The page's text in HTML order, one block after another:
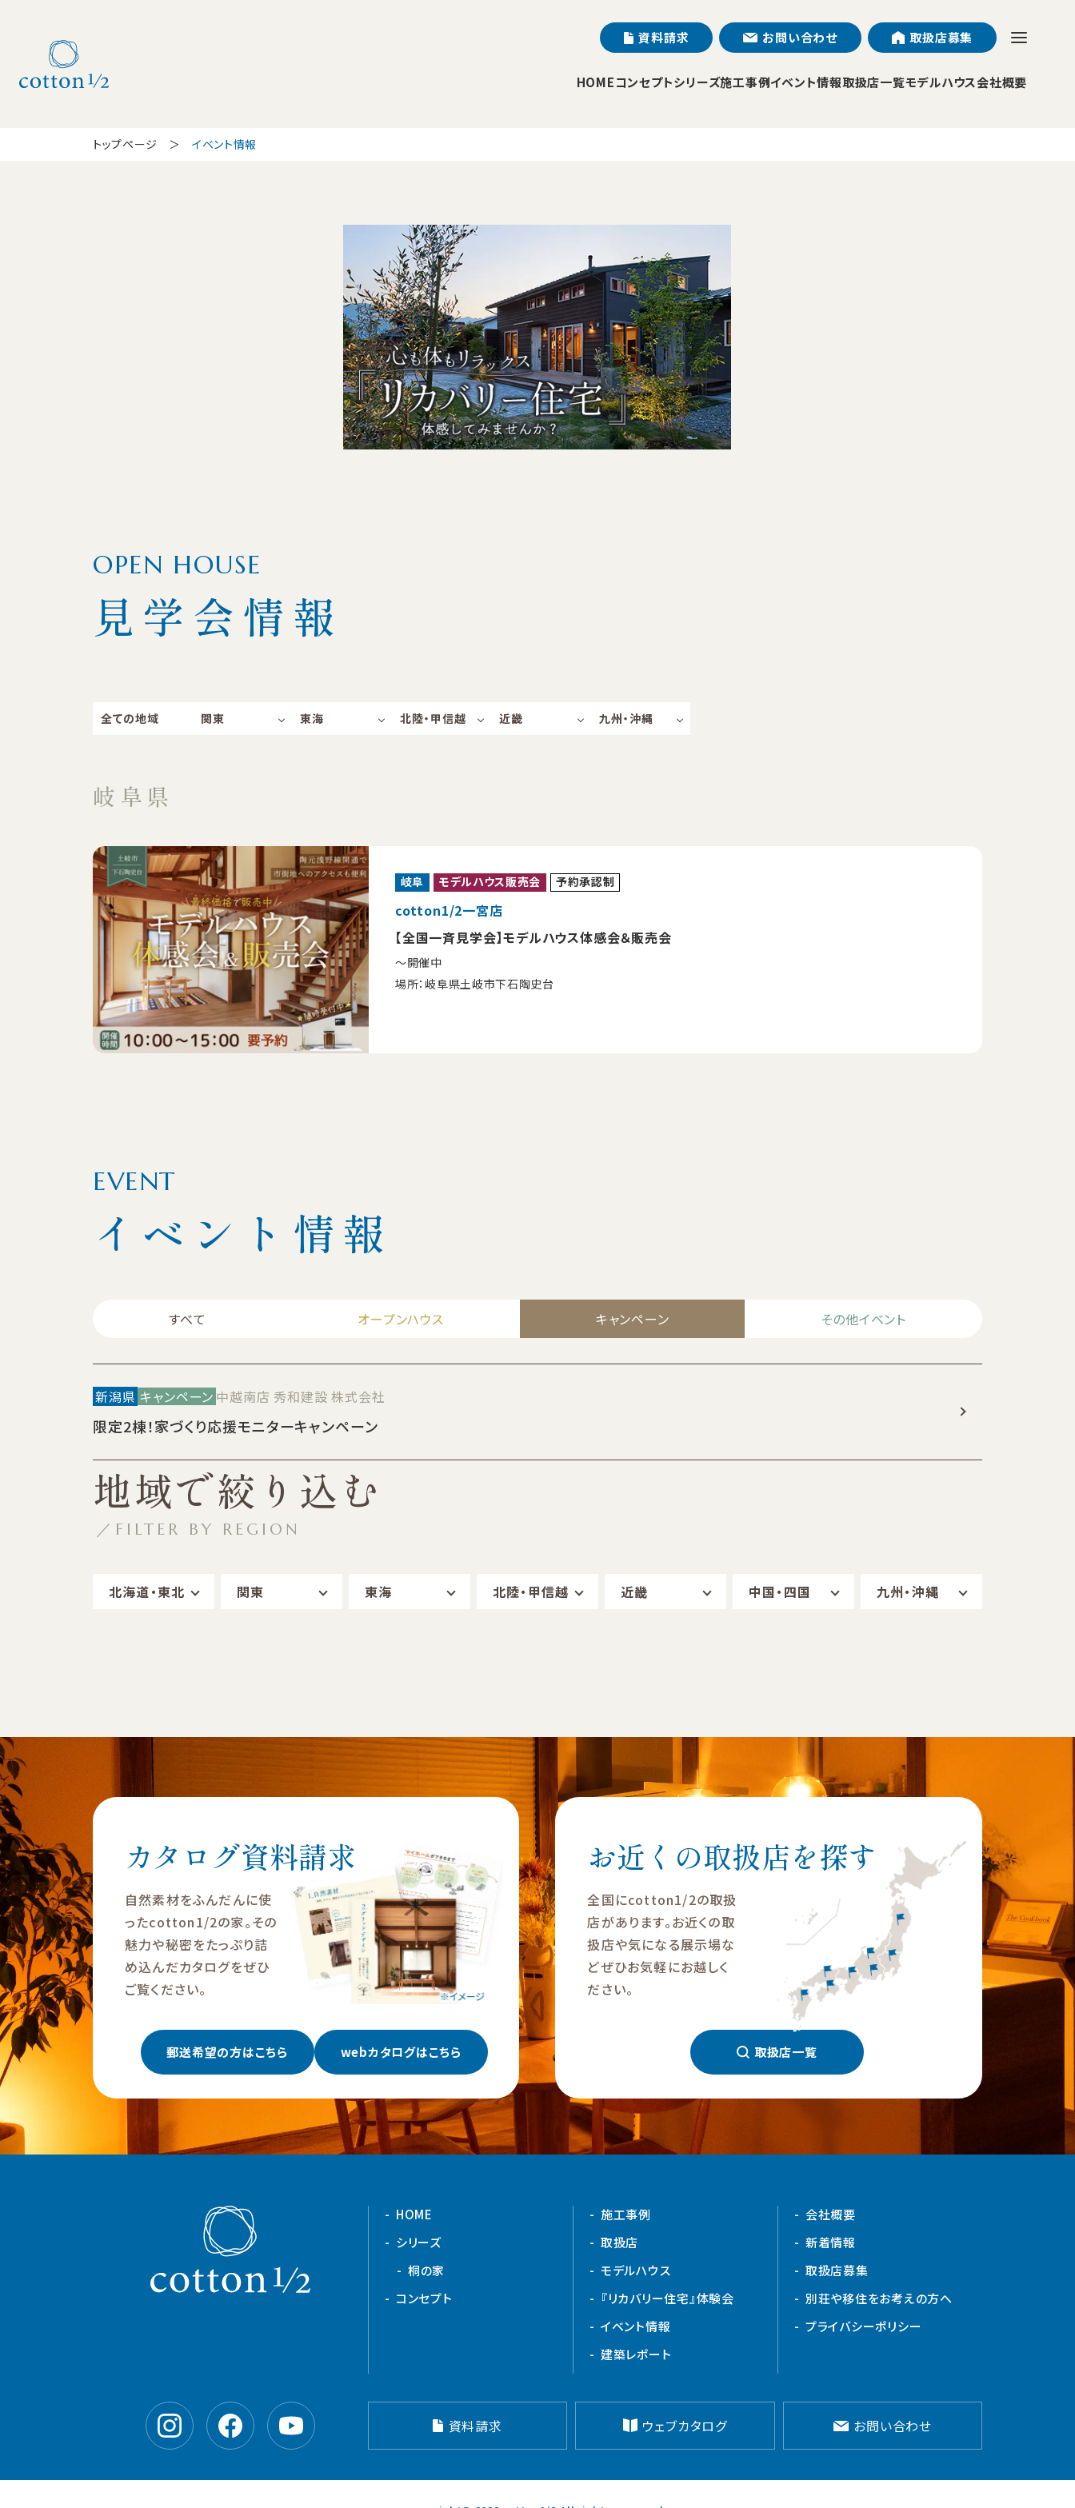
資料請求 お問い合わせ 取扱店募集
HOMEコンセプトシリーズ施工事例イベント情報取扱店一覧モデルハウス会社概要
トップページ イベント情報
OPEN HOUSE
見学会情報
全ての地域 関東 東海 北陸・甲信越 近畿 九州・沖縄
岐阜県
岐阜 モデルハウス販売会 予約承認制
cotton1/2一宮店
【全国一斉見学会】モデルハウス体感会＆販売会
〜開催中
場所：岐阜県土岐市下石陶史台
EVENT
イベント情報
すべて オープンハウス キャンペーン その他イベント
新潟県 キャンペーン 中越南店 秀和建設 株式会社
限定2棟！家づくり応援モニターキャンペーン
地域で絞り込む
／FILTER BY REGION
北海道・東北 関東 東海 北陸・甲信越 近畿 中国・四国 九州・沖縄
カタログ資料請求
自然素材をふんだんに使
ったcotton1/2の家。その
魅力や秘密をたっぷり詰
め込んだカタログをぜひ
ご覧ください。
郵送希望の方はこちら webカタログはこちら
お近くの取扱店を探す
全国にcotton1/2の取扱
店があります。お近くの取
扱店や気になる展示場な
どぜひお気軽にお越しく
ださい。
取扱店一覧
HOME
シリーズ
桐の家
コンセプト
施工事例
取扱店
モデルハウス
『リカバリー住宅』体験会
イベント情報
建築レポート
会社概要
新着情報
取扱店募集
別荘や移住をお考えの方へ
プライバシーポリシー
資料請求 ウェブカタログ お問い合わせ